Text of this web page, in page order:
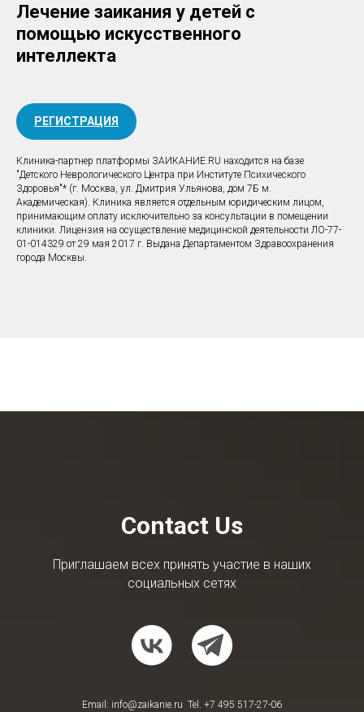
Лечение заикания у детей с
помощью искусственного
интеллекта
РЕГИСТРАЦИЯ
Клиника-партнер платформы ЗАИКАНИЕ.RU находится на базе
"Детского Неврологического Центра при Институте Психического
Здоровья"* (г. Москва, ул. Дмитрия Ульянова, дом 7Б м.
Академическая). Клиника является отдельным юридическим лицом,
принимающим оплату исключительно за консультации в помещении
клиники. Лицензия на осуществление медицинской деятельности ЛО-77-
01-014329 от 29 мая 2017 г. Выдана Департаментом Здравоохранения
города Москвы.
Contact Us
Приглашаем всех принять участие в наших
социальных сетях
Email: info@zaikanie.ru Tel. +7 495 517-27-06